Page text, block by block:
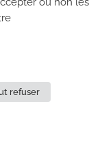
refuser